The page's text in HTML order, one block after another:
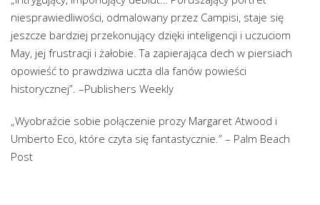
niesprawiedliwości, odmalowany przez Campisi, staje się
jeszcze bardziej przekonujący dzięki inteligencji i uczuciom
May, jej frustracji i żałobie. Ta zapierająca dech w piersiach
opowieść to prawdziwa uczta dla fanów powieści
historycznej”. –Publishers Weekly
„Wyobraźcie sobie połączenie prozy Margaret Atwood i
Umberto Eco, które czyta się fantastycznie.” – Palm Beach
Post